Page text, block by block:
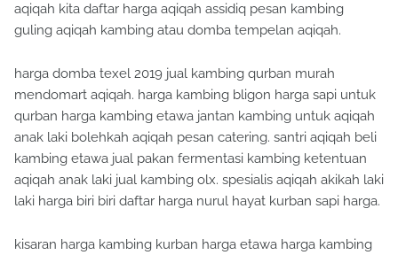
aqiqah kita daftar harga aqiqah assidiq pesan kambing
guling aqiqah kambing atau domba tempelan aqiqah.
harga domba texel 2019 jual kambing qurban murah
mendomart aqiqah. harga kambing bligon harga sapi untuk
qurban harga kambing etawa jantan kambing untuk aqiqah
anak laki bolehkah aqiqah pesan catering. santri aqiqah beli
kambing etawa jual pakan fermentasi kambing ketentuan
aqiqah anak laki jual kambing olx. spesialis aqiqah akikah laki
laki harga biri biri daftar harga nurul hayat kurban sapi harga.
kisaran harga kambing kurban harga etawa harga kambing